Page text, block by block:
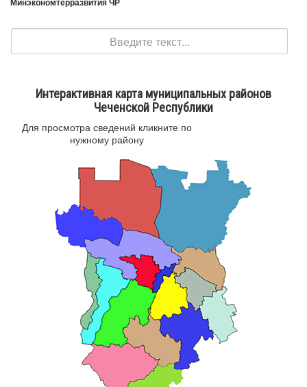
Минэкономтерразвития ЧР
Интерактивная карта муниципальных районов
Чеченской Республики
Для просмотра сведений кликните по
нужному району